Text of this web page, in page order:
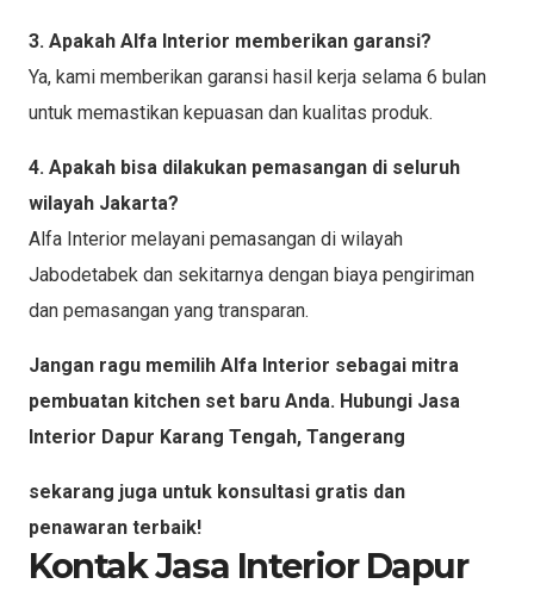
3. Apakah Alfa Interior memberikan garansi?
Ya, kami memberikan garansi hasil kerja selama 6 bulan
untuk memastikan kepuasan dan kualitas produk.
4. Apakah bisa dilakukan pemasangan di seluruh
wilayah Jakarta?
Alfa Interior melayani pemasangan di wilayah
Jabodetabek dan sekitarnya dengan biaya pengiriman
dan pemasangan yang transparan.
Jangan ragu memilih Alfa Interior sebagai mitra
pembuatan kitchen set baru Anda. Hubungi Jasa
Interior Dapur Karang Tengah, Tangerang
sekarang juga untuk konsultasi gratis dan
penawaran terbaik!
Kontak Jasa Interior Dapur